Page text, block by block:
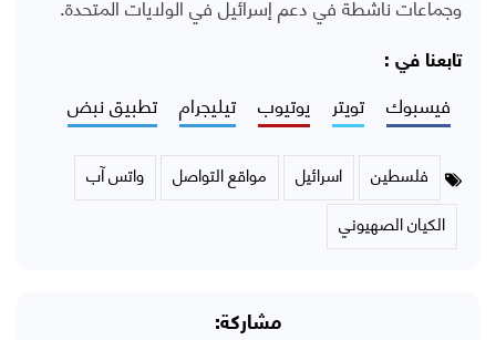
تابعنا في :
فيسبوك تويتر يوتيوب تيليجرام تطبيق نبض
فلسطين اسرائيل مواقع التواصل
واتس آب
الكيان الصهيوني
مشاركة: